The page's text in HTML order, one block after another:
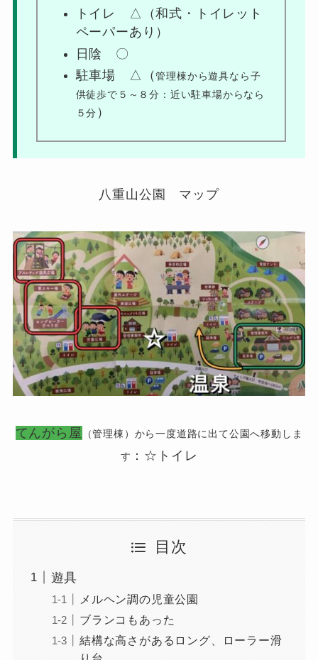
トイレ △（和式・トイレット
ペーパーあり）
日陰 〇
駐車場 △（管理棟から遊具なら子
供徒歩で５～８分：近い駐車場からなら
５分 ）
八重山公園 マップ
てんがら屋 （管理棟）から一度道路に出て公園へ移動しま
す ：☆トイレ
目次
遊具
メルヘン調の児童公園
ブランコもあった
結構な高さがあるロング、ローラー滑